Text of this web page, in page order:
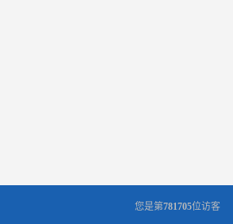
您是第781705位访客